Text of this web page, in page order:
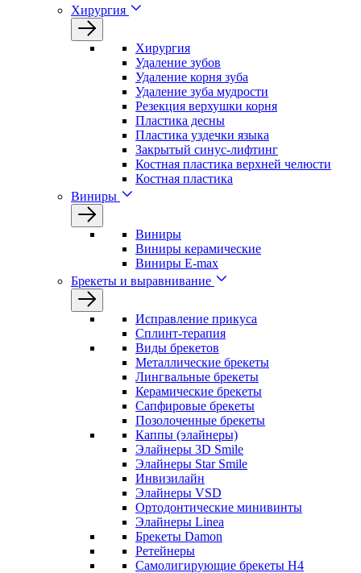
Хирургия
Хирургия
Удаление зубов
Удаление корня зуба
Удаление зуба мудрости
Резекция верхушки корня
Пластика десны
Пластика уздечки языка
Закрытый синус-лифтинг
Костная пластика верхней челюсти
Костная пластика
Виниры
Виниры
Виниры керамические
Виниры E-max
Брекеты и выравнивание
Исправление прикуса
Сплинт-терапия
Виды брекетов
Металлические брекеты
Лингвальные брекеты
Керамические брекеты
Сапфировые брекеты
Позолоченные брекеты
Каппы (элайнеры)
Элайнеры 3D Smile
Элайнеры Star Smile
Инвизилайн
Элайнеры VSD
Ортодонтические минивинты
Элайнеры Linea
Брекеты Damon
Ретейнеры
Самолигирующие брекеты H4